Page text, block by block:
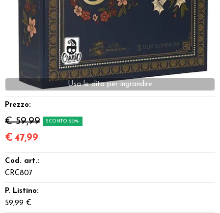
Dadi
Accessori
Giocattoli e Gadget
Offerte del Dragone
Prezzo:
€ 59,99 SCONTO 20%
€47,99
Cod. art.:
CRC807
P. Listino:
59,99 €